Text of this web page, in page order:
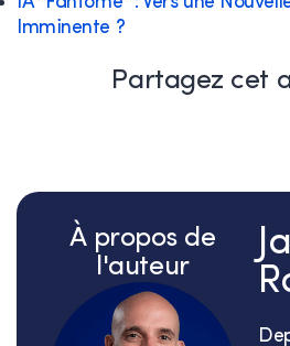
Imminente ?
Partagez cet
À propos de
l'auteur